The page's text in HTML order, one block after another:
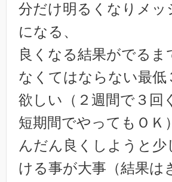
分だけ明るくなりメッ
になる、
良くなる結果がでるま
なくてはならない最低
欲しい（２週間で３回
短期間でやってもＯＫ
んだん良くしようと少
ける事が大事（結果は